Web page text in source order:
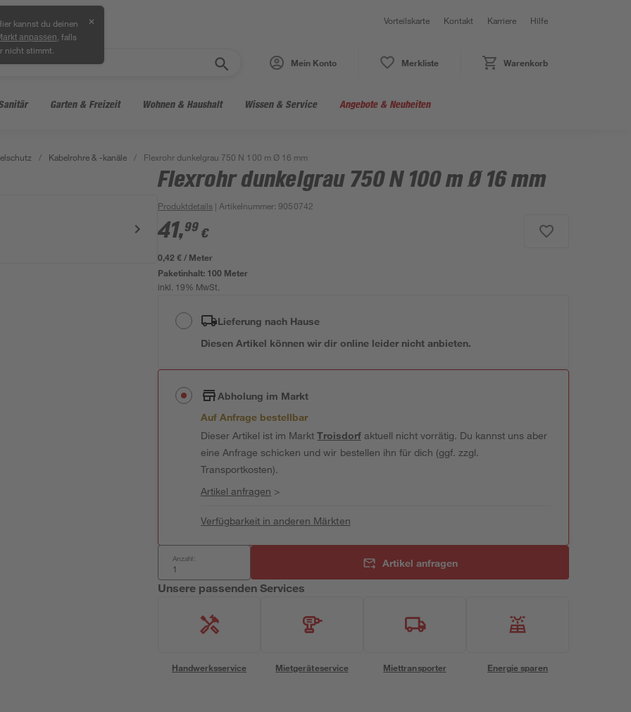
kannst du deinen
anpassen , falls
nicht stimmt.
✕ Vorteilskarte Kontakt Karriere Hilfe
Mein Konto Merkliste Warenkorb
Garten & Freizeit Wohnen & Haushalt Wissen & Service Angebote & Neuheiten
/ Kabelrohre & -kanäle / Flexrohr dunkelgrau 750 N 100 m Ø 16 mm
Flexrohr dunkelgrau 750 N 100 m Ø 16 mm
Produktdetails | Artikelnummer:9050742
41,99 €
0,42 € / Meter
Paketinhalt: 100 Meter
inkl. 19% MwSt.
Lieferung nach Hause
Diesen Artikel können wir dir online leider nicht anbieten.
Abholung im Markt
Auf Anfrage bestellbar
Dieser Artikel ist im MarktTroisdorfaktuell nicht vorrätig. Du kannst uns aber
eine Anfrage schicken und wir bestellen ihn für dich (ggf. zzgl.
Transportkosten).
Artikel anfragen >
Verfügbarkeit in anderen Märkten
Anzahl: Artikel anfragen
Unsere passenden Services
Handwerksservice Mietgeräteservice Miettransporter Energie sparen